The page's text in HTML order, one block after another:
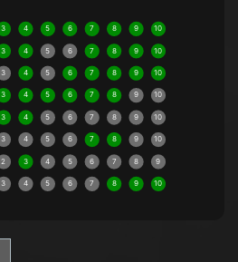
3 4 5 6 7 8 9 10
3 4 5 6 7 8 9 10
3 4 5 6 7 8 9 10
3 4 5 6 7 8 9 10
3 4 5 6 7 8 9 10
3 4 5 6 7 8 9 10
2 3 4 5 6 7 8 9
3 4 5 6 7 8 9 10